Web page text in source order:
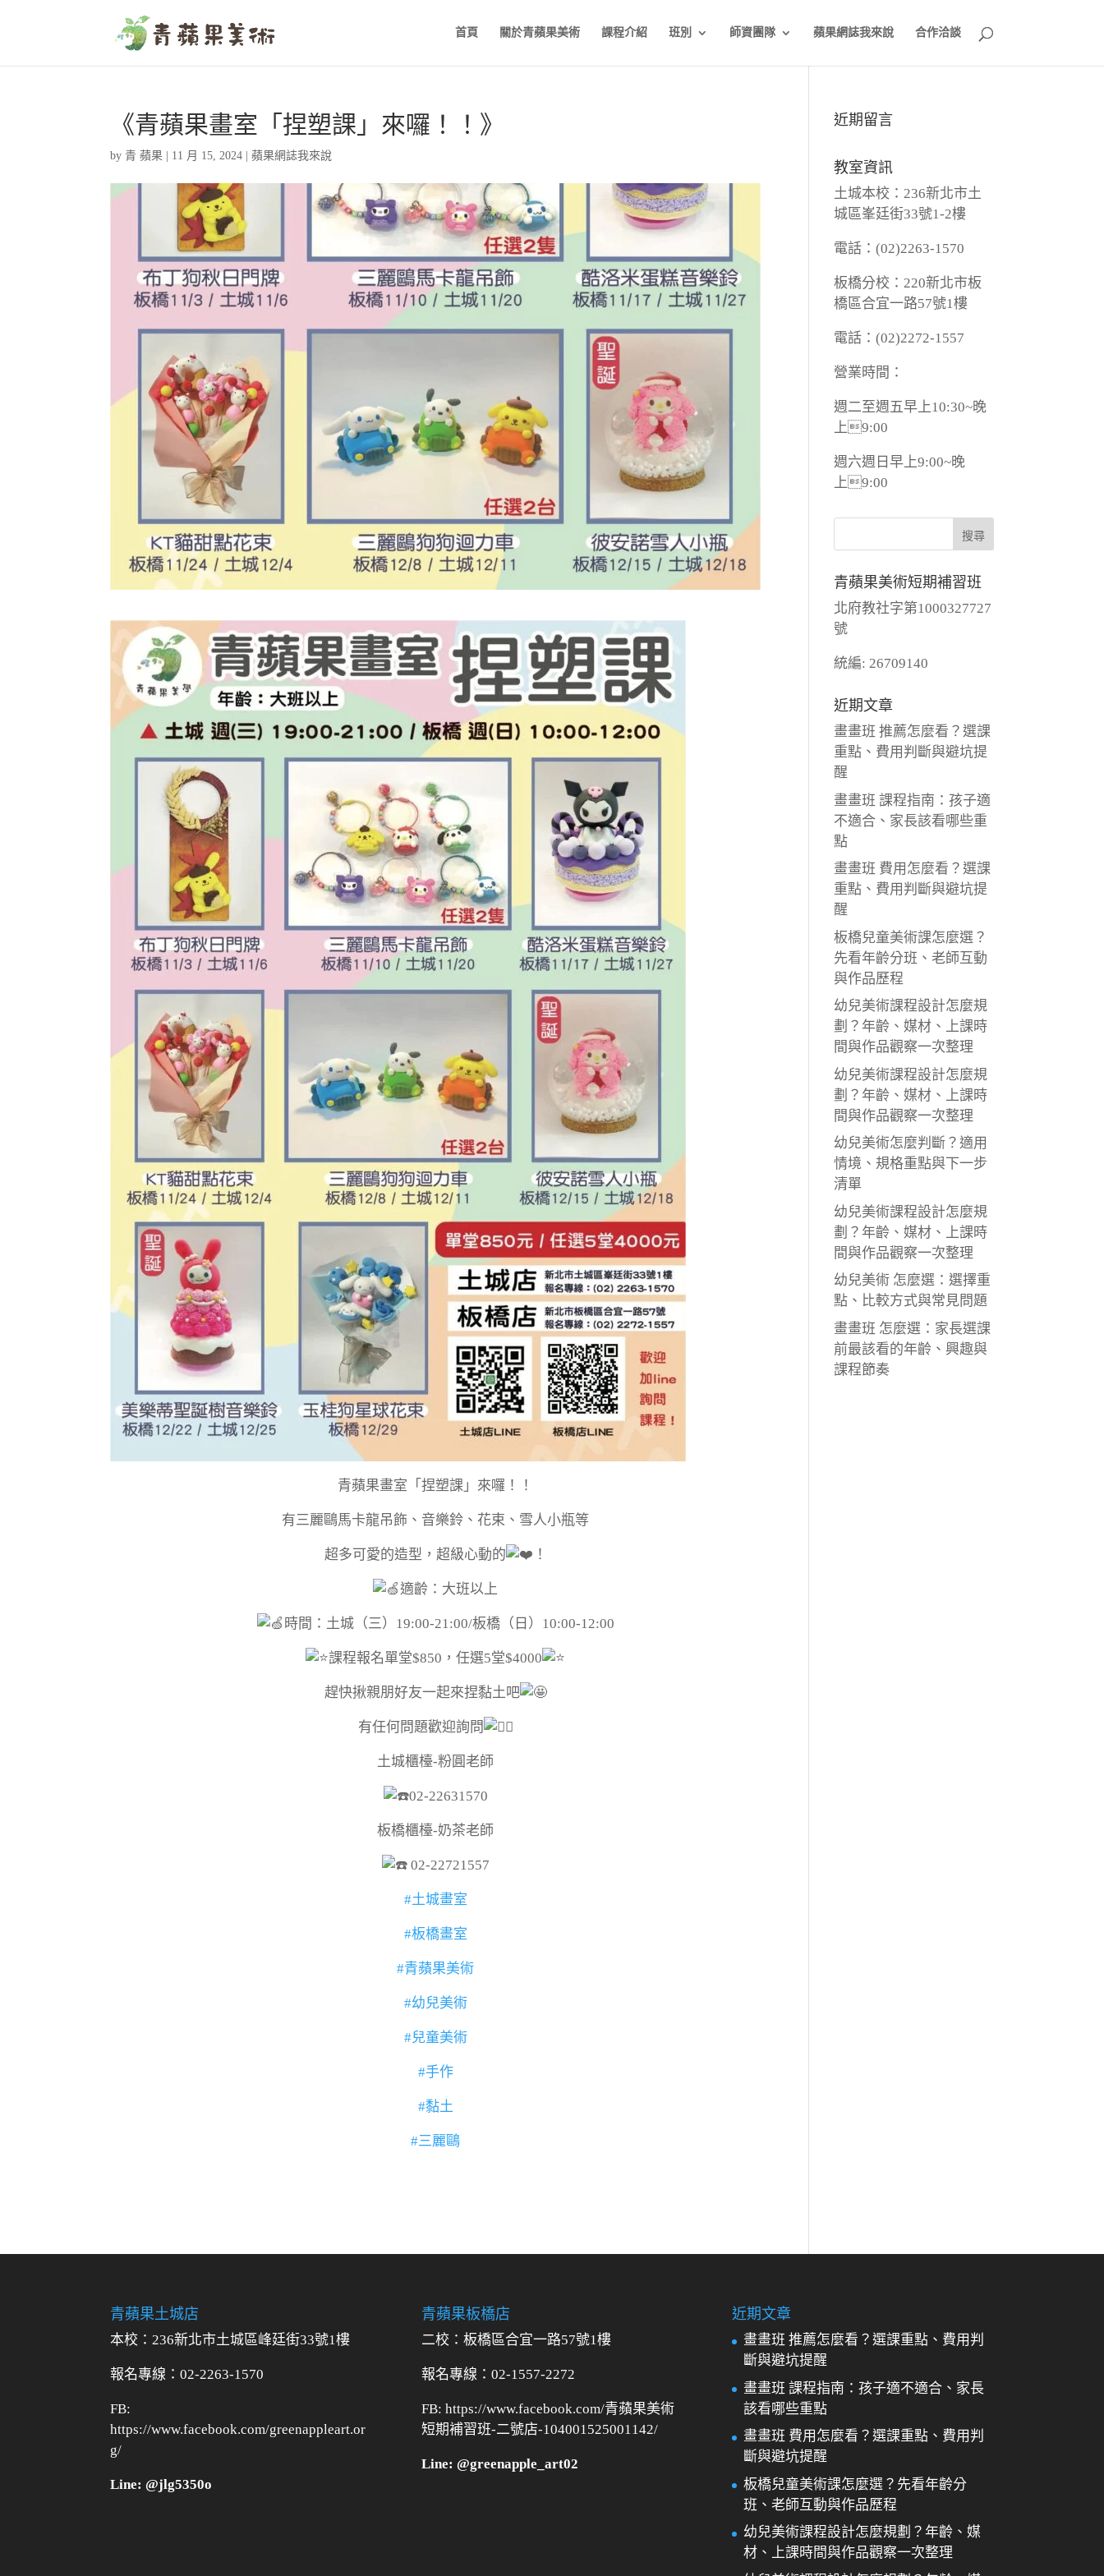
首頁 關於青蘋果美術 課程介紹 班別 師資團隊 蘋果網誌我來說 合作洽談
《青蘋果畫室「捏塑課」來囉！！》
by青 蘋果 11 月 15, 2024 |蘋果網誌我來說
青蘋果畫室「捏塑課」來囉！！
有三麗鷗馬卡龍吊飾、音樂鈴、花束、雪人小瓶等
超多可愛的造型，超級心動的 ！
適齡：大班以上
時間：土城（三）19:00-21:00/板橋（日）10:00-12:00
課程報名單堂$850，任選5堂$4000
趕快揪親朋好友一起來捏黏土吧
有任何問題歡迎詢問
土城櫃檯-粉圓老師
02-22631570
板橋櫃檯-奶茶老師
02-22721557
#土城畫室
#板橋畫室
#青蘋果美術
#幼兒美術
#兒童美術
#手作
#黏土
#三麗鷗
近期留言
教室資訊
土城本校：236新北市土
城區峯廷街33號1-2樓
電話：(02)2263-1570
板橋分校：220新北市板
橋區合宜一路57號1樓
電話：(02)2272-1557
營業時間：
週二至週五早上10:30~晚
上9:00
週六週日早上9:00~晚
上9:00
青蘋果美術短期補習班
北府教社字第1000327727
號
統編: 26709140
近期文章
畫畫班 推薦怎麼看？選課
重點、費用判斷與避坑提
醒
畫畫班 課程指南：孩子適
不適合、家長該看哪些重
點
畫畫班 費用怎麼看？選課
重點、費用判斷與避坑提
醒
板橋兒童美術課怎麼選？
先看年齡分班、老師互動
與作品歷程
幼兒美術課程設計怎麼規
劃？年齡、媒材、上課時
間與作品觀察一次整理
幼兒美術課程設計怎麼規
劃？年齡、媒材、上課時
間與作品觀察一次整理
幼兒美術怎麼判斷？適用
情境、規格重點與下一步
清單
幼兒美術課程設計怎麼規
劃？年齡、媒材、上課時
間與作品觀察一次整理
幼兒美術 怎麼選：選擇重
點、比較方式與常見問題
畫畫班 怎麼選：家長選課
前最該看的年齡、興趣與
課程節奏
青蘋果土城店
本校：236新北市土城區峰廷街33號1樓
報名專線：02-2263-1570
FB:
https://www.facebook.com/greenappleart.or
g/
Line: @jlg5350o
青蘋果板橋店
二校： 板橋區合宜一路57號1樓
報名專線：02-1557-2272
FB: https://www.facebook.com/青蘋果美術
短期補習班-二號店-104001525001142/
Line: @greenapple_art02
近期文章
畫畫班 推薦怎麼看？選課重點、費用判
斷與避坑提醒
畫畫班 課程指南：孩子適不適合、家長
該看哪些重點
畫畫班 費用怎麼看？選課重點、費用判
斷與避坑提醒
板橋兒童美術課怎麼選？先看年齡分
班、老師互動與作品歷程
幼兒美術課程設計怎麼規劃？年齡、媒
材、上課時間與作品觀察一次整理